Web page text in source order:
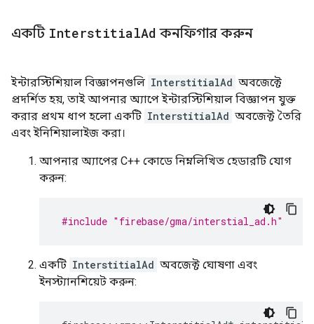
একটি InterstitialAd কনফিগার করুন
ইন্টারস্টিশিয়াল বিজ্ঞাপনগুলি InterstitialAd অবজেক্টে
প্রদর্শিত হয়, তাই আপনার অ্যাপে ইন্টারস্টিশিয়াল বিজ্ঞাপন যুক্ত
করার প্রথম ধাপ হলো একটি InterstitialAd অবজেক্ট তৈরি
এবং ইনিশিয়ালাইজ করা।
আপনার অ্যাপের C++ কোডে নিম্নলিখিত হেডারটি যোগ
করুন:
#include "firebase/gma/interstial_ad.h"
একটি InterstitialAd অবজেক্ট ঘোষণা এবং
ইনস্ট্যানশিয়েট করুন: